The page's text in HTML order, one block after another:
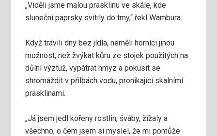
„Viděli jsme malou prasklinu ve skále, kde
sluneční paprsky svítily do tmy,“ řekl Wambura.
Když trávili dny bez jídla, neměli horníci jinou
možnost, než žvýkat kůru ze stojek použitých na
důlní výztuž, vypátrat hmyz a pokusit se
shromáždit v přilbách vodu, pronikající skalními
prasklinami.
„Já jsem jedl kořeny rostlin, šváby, žížaly a
všechno, o čem jsem si myslel, že mi pomůže